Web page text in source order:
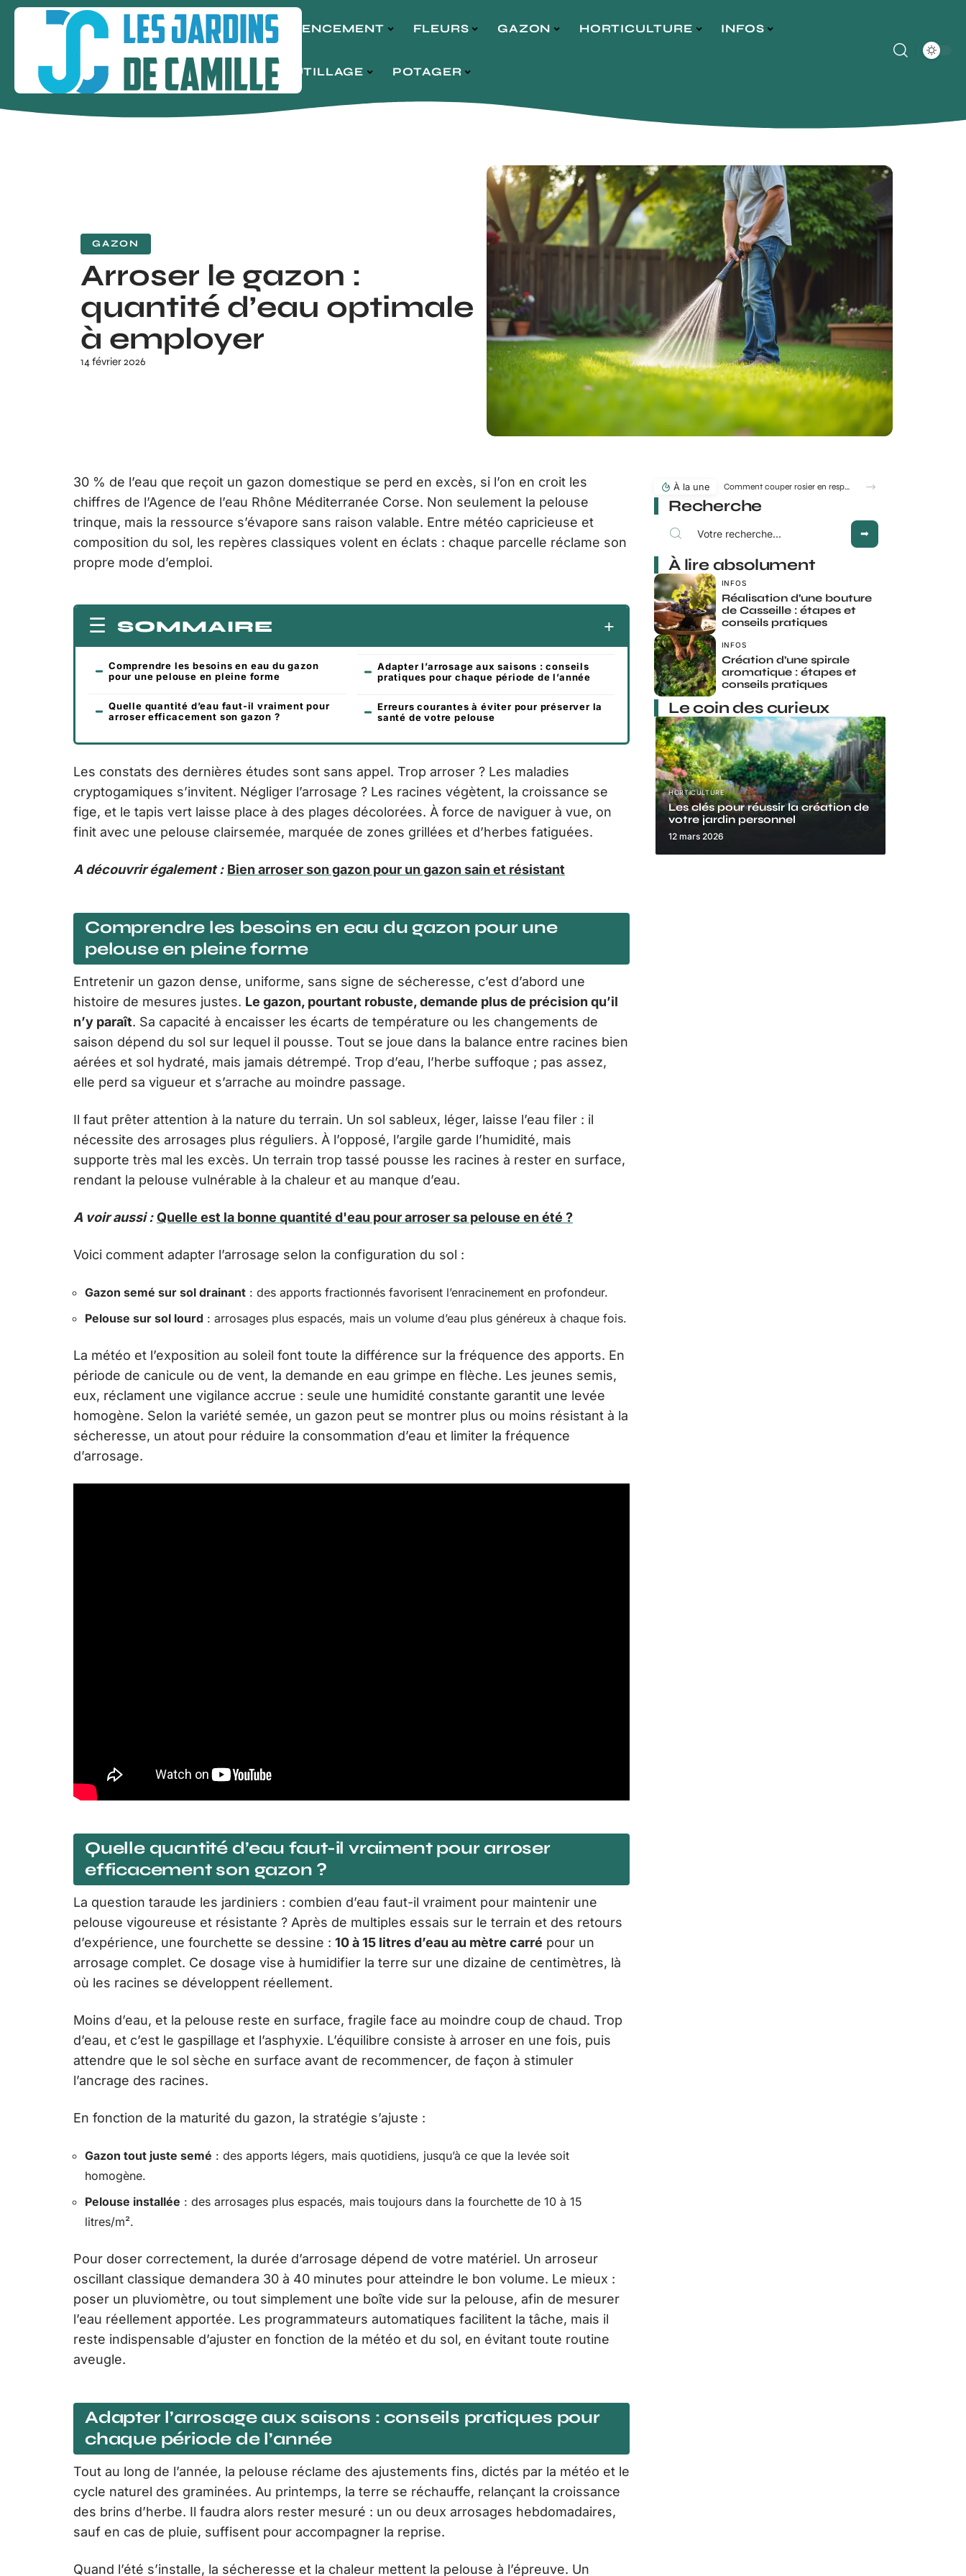
AGENCEMENT FLEURS GAZON HORTICULTURE INFOS
OUTILLAGE POTAGER
GAZON
Arroser le gazon :
quantité d’eau optimale
à employer
14 février 2026
30 % de l’eau que reçoit un gazon domestique se perd en excès, si l’on en croit les
chiffres de l’Agence de l’eau Rhône Méditerranée Corse. Non seulement la pelouse
trinque, mais la ressource s’évapore sans raison valable. Entre météo capricieuse et
composition du sol, les repères classiques volent en éclats : chaque parcelle réclame son
propre mode d’emploi.
SOMMAIRE
Comprendre les besoins en eau du gazon
pour une pelouse en pleine forme
Quelle quantité d’eau faut-il vraiment pour
arroser efficacement son gazon ?
Adapter l’arrosage aux saisons : conseils
pratiques pour chaque période de l’année
Erreurs courantes à éviter pour préserver la
santé de votre pelouse
Les constats des dernières études sont sans appel. Trop arroser ? Les maladies
cryptogamiques s’invitent. Négliger l’arrosage ? Les racines végètent, la croissance se
fige, et le tapis vert laisse place à des plages décolorées. À force de naviguer à vue, on
finit avec une pelouse clairsemée, marquée de zones grillées et d’herbes fatiguées.
A découvrir également : Bien arroser son gazon pour un gazon sain et résistant
Comprendre les besoins en eau du gazon pour une
pelouse en pleine forme
Entretenir un gazon dense, uniforme, sans signe de sécheresse, c’est d’abord une
histoire de mesures justes. Le gazon, pourtant robuste, demande plus de précision qu’il
n’y paraît. Sa capacité à encaisser les écarts de température ou les changements de
saison dépend du sol sur lequel il pousse. Tout se joue dans la balance entre racines bien
aérées et sol hydraté, mais jamais détrempé. Trop d’eau, l’herbe suffoque ; pas assez,
elle perd sa vigueur et s’arrache au moindre passage.
Il faut prêter attention à la nature du terrain. Un sol sableux, léger, laisse l’eau filer : il
nécessite des arrosages plus réguliers. À l’opposé, l’argile garde l’humidité, mais
supporte très mal les excès. Un terrain trop tassé pousse les racines à rester en surface,
rendant la pelouse vulnérable à la chaleur et au manque d’eau.
A voir aussi : Quelle est la bonne quantité d'eau pour arroser sa pelouse en été ?
Voici comment adapter l’arrosage selon la configuration du sol :
Gazon semé sur sol drainant : des apports fractionnés favorisent l’enracinement en profondeur.
Pelouse sur sol lourd : arrosages plus espacés, mais un volume d’eau plus généreux à chaque fois.
La météo et l’exposition au soleil font toute la différence sur la fréquence des apports. En
période de canicule ou de vent, la demande en eau grimpe en flèche. Les jeunes semis,
eux, réclament une vigilance accrue : seule une humidité constante garantit une levée
homogène. Selon la variété semée, un gazon peut se montrer plus ou moins résistant à la
sécheresse, un atout pour réduire la consommation d’eau et limiter la fréquence
d’arrosage.
Quelle quantité d’eau faut-il vraiment pour arroser
efficacement son gazon ?
La question taraude les jardiniers : combien d’eau faut-il vraiment pour maintenir une
pelouse vigoureuse et résistante ? Après de multiples essais sur le terrain et des retours
d’expérience, une fourchette se dessine : 10 à 15 litres d’eau au mètre carré pour un
arrosage complet. Ce dosage vise à humidifier la terre sur une dizaine de centimètres, là
où les racines se développent réellement.
Moins d’eau, et la pelouse reste en surface, fragile face au moindre coup de chaud. Trop
d’eau, et c’est le gaspillage et l’asphyxie. L’équilibre consiste à arroser en une fois, puis
attendre que le sol sèche en surface avant de recommencer, de façon à stimuler
l’ancrage des racines.
En fonction de la maturité du gazon, la stratégie s’ajuste :
Gazon tout juste semé : des apports légers, mais quotidiens, jusqu’à ce que la levée soit
homogène.
Pelouse installée : des arrosages plus espacés, mais toujours dans la fourchette de 10 à 15
litres/m².
Pour doser correctement, la durée d’arrosage dépend de votre matériel. Un arroseur
oscillant classique demandera 30 à 40 minutes pour atteindre le bon volume. Le mieux :
poser un pluviomètre, ou tout simplement une boîte vide sur la pelouse, afin de mesurer
l’eau réellement apportée. Les programmateurs automatiques facilitent la tâche, mais il
reste indispensable d’ajuster en fonction de la météo et du sol, en évitant toute routine
aveugle.
Adapter l’arrosage aux saisons : conseils pratiques pour
chaque période de l’année
Tout au long de l’année, la pelouse réclame des ajustements fins, dictés par la météo et le
cycle naturel des graminées. Au printemps, la terre se réchauffe, relançant la croissance
des brins d’herbe. Il faudra alors rester mesuré : un ou deux arrosages hebdomadaires,
sauf en cas de pluie, suffisent pour accompagner la reprise.
Quand l’été s’installe, la sécheresse et la chaleur mettent la pelouse à l’épreuve. Un
À la une Comment couper rosier en respectant la lune au jardin ?
Recherche
À lire absolument
INFOS
Réalisation d’une bouture
de Casseille : étapes et
conseils pratiques
INFOS
Création d’une spirale
aromatique : étapes et
conseils pratiques
Le coin des curieux
HORTICULTURE
Les clés pour réussir la création de
votre jardin personnel
12 mars 2026